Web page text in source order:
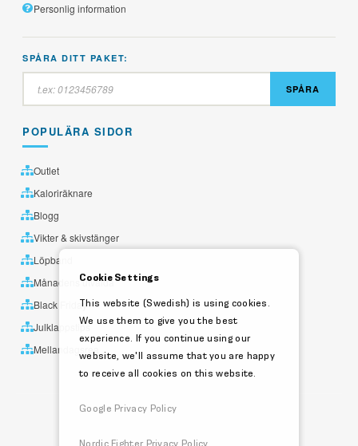
Personlig information
SPÅRA DITT PAKET:
SPÅRA
POPULÄRA SIDOR
Outlet
Kaloriräknare
Blogg
Vikter & skivstänger
Löpband
Månadens utvalda
Black Friday
Julklappstips
Mellandagsrea
Cookie Settings
This website (Swedish) is using cookies.
We use them to give you the best
experience. If you continue using our
website, we'll assume that you are happy
to receive all cookies on this website.
Google Privacy Policy